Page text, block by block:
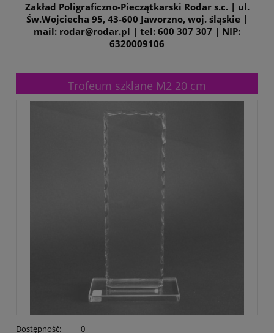
Zakład Poligraficzno-Pieczątkarski Rodar s.c. | ul.
Św.Wojciecha 95, 43-600 Jaworzno, woj. śląskie |
mail: rodar@rodar.pl | tel: 600 307 307 | NIP:
6320009106
Trofeum szklane M2 20 cm
Dostępność: 0